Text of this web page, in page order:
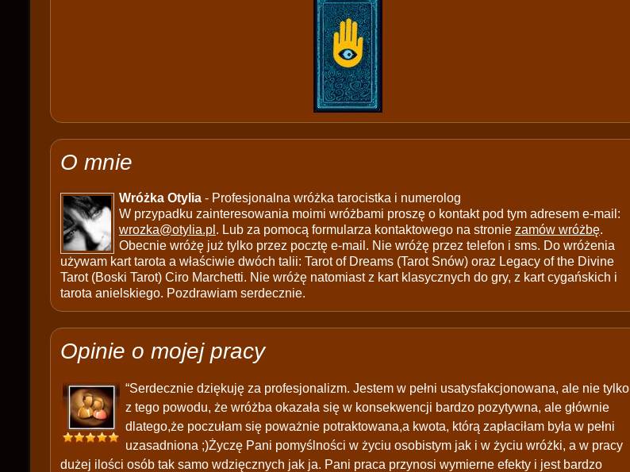
O mnie
Wróżka Otylia - Profesjonalna wróżka tarocistka i numerolog
W przypadku zainteresowania moimi wróżbami proszę o kontakt pod tym adresem e-mail:
wrozka@otylia.pl . Lub za pomocą formularza kontaktowego na stronie zamów wróżbę.
Obecnie wróżę już tylko przez pocztę e-mail. Nie wróżę przez telefon i sms. Do wróżenia
używam kart tarota a właściwie dwóch talii: Tarot of Dreams (Tarot Snów) oraz Legacy of the Divine
Tarot (Boski Tarot) Ciro Marchetti. Nie wróżę natomiast z kart klasycznych do gry, z kart cygańskich i
tarota anielskiego. Pozdrawiam serdecznie.
Opinie o mojej pracy
“Serdecznie dziękuję za profesjonalizm. Jestem w pełni usatysfakcjonowana, ale nie tylko
z tego powodu, że wróżba okazała się w konsekwencji bardzo pozytywna, ale głównie
dlatego,że poczułam się poważnie potraktowana,a kwota, którą zapłaciłam była w pełni
uzasadniona ;)Życzę Pani pomyślności w życiu osobistym jak i w życiu wróżki, a w pracy
dużej ilości osób tak samo wdzięcznych jak ja. Pani praca przynosi wymierne efekty i jest bardzo